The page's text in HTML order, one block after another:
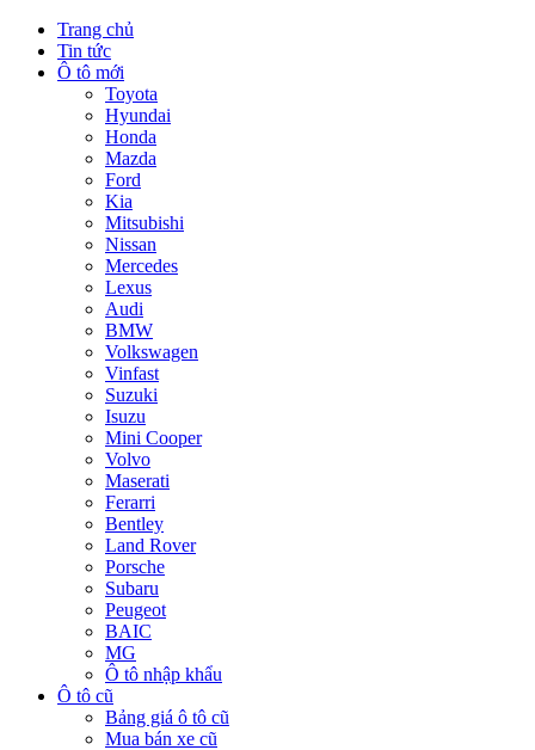
Trang chủ
Tin tức
Ô tô mới
Toyota
Hyundai
Honda
Mazda
Ford
Kia
Mitsubishi
Nissan
Mercedes
Lexus
Audi
BMW
Volkswagen
Vinfast
Suzuki
Isuzu
Mini Cooper
Volvo
Maserati
Ferarri
Bentley
Land Rover
Porsche
Subaru
Peugeot
BAIC
MG
Ô tô nhập khẩu
Ô tô cũ
Bảng giá ô tô cũ
Mua bán xe cũ